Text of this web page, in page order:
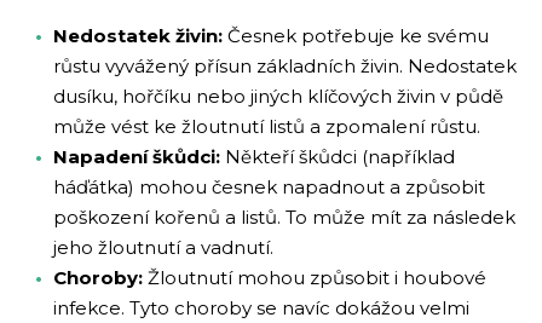
Nedostatek živin: Česnek potřebuje ke svému
růstu vyvážený přísun základních živin. Nedostatek
dusíku, hořčíku nebo jiných klíčových živin v půdě
může vést ke žloutnutí listů a zpomalení růstu.
Napadení škůdci: Někteří škůdci (například
háďátka) mohou česnek napadnout a způsobit
poškození kořenů a listů. To může mít za následek
jeho žloutnutí a vadnutí.
Choroby: Žloutnutí mohou způsobit i houbové
infekce. Tyto choroby se navíc dokážou velmi